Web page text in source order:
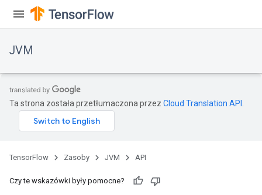
JVM
Ta strona została przetłumaczona przez Cloud Translation API
TensorFlow Zasoby JVM API
Czy te wskazówki były pomocne?